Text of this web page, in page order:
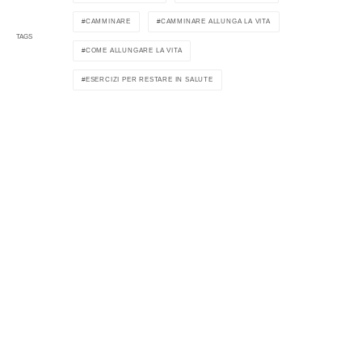
TAGS
CAMMINARE CAMMINARE ALLUNGA LA VITA
COME ALLUNGARE LA VITA
ESERCIZI PER RESTARE IN SALUTE